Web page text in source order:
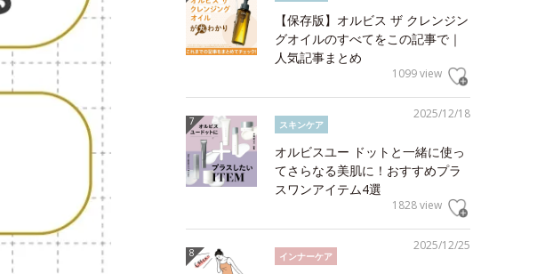
【保存版】オルビス ザ クレンジン
グオイルのすべてをこの記事で｜
人気記事まとめ
1099 view
2025/12/18
スキンケア
オルビスユー ドットと一緒に使っ
てさらなる美肌に！おすすめプラ
スワンアイテム4選
1828 view
2025/12/25
インナーケア